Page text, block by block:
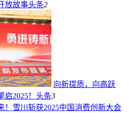
放故事头条2
向新提质，向高跃
2025！ 头条3
！雪川斩获2025中国消费创新大会